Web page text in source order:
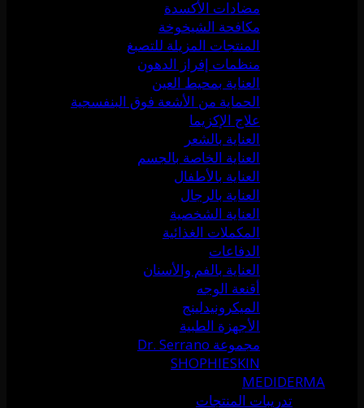
مضادات الأكسدة
مكافحة الشيخوخة
المنتجات المزيلة للتصبغ
منظمات إفراز الدهون
العناية بمحيط العين
الحماية من الأشعة فوق البنفسجية
علاج الإكزيما
العناية بالشعر
العناية الخاصة بالجسم
العناية بالأطفال
العناية بالرجال
العناية الشخصية
المكملات الغذائية
الدفاعات
العناية بالفم والأسنان
أقنعة الوجه
الميكرونيدلينج
الأجهزة الطبية
مجموعة Dr. Serrano
SHOPHIESKIN
MEDIDERMA
تدريبات المنتجات